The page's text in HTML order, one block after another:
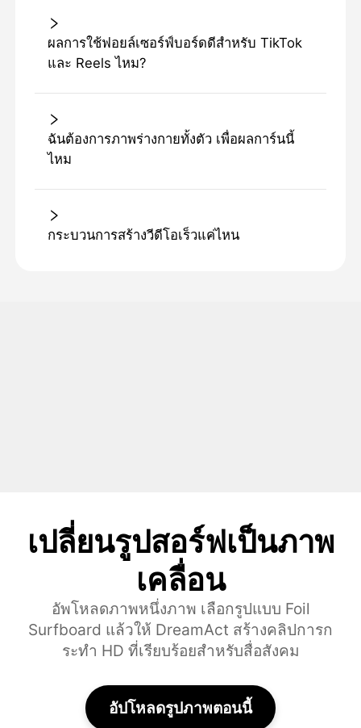
ผลการใช้ฟอยล์เซอร์ฟ์บอร์ดดีสําหรับ TikTok
และ Reels ไหม?
ฉันต้องการภาพร่างกายทั้งตัว เพื่อผลการ์นนี้
ไหม
กระบวนการสร้างวีดีโอเร็วแค่ไหน
เปลี่ยนรูปสอร์ฟเป็นภาพ
เคลื่อน
อัพโหลดภาพหนึ่งภาพ เลือกรูปแบบ Foil
Surfboard แล้วให้ DreamAct สร้างคลิปการก
ระทํา HD ที่เรียบร้อยสําหรับสื่อสังคม
อัปโหลดรูปภาพตอนนี้